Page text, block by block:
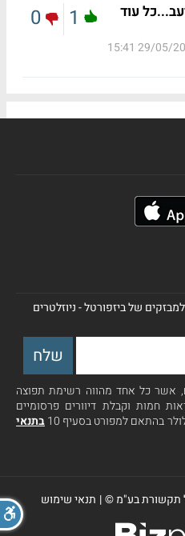
עוד
29/05/2019
1
0
של ביזפורטל - ניוזלטרים
אשר כל אחד מהווה רשימת תפוצה
חמות וקבלת דיוורים פרסומיים
בהתאם למפורט בסעיף 10
בתנאי
תקשורת בע"מ ©| תנאי שימוש